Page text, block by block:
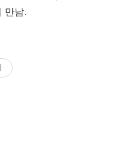
만남.